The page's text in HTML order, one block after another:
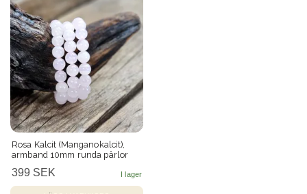
Rosa Kalcit (Manganokalcit),
armband 10mm runda pärlor
399 SEK